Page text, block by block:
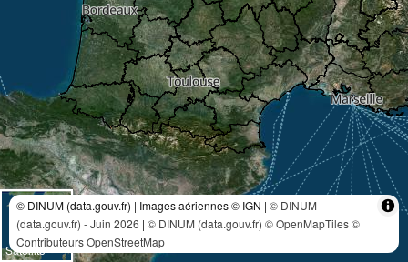
© DINUM (data.gouv.fr) | Images aériennes © IGN | © DINUM
(data.gouv.fr) - Juin 2026 | © DINUM (data.gouv.fr) © OpenMapTiles©
Contributeurs OpenStreetMap
Satellite